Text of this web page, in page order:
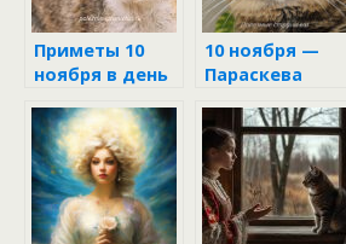
Приметы 10
ноября в день
Пятницы
10 ноября —
Параскева